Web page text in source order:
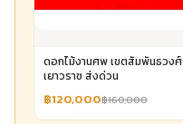
ดอกไม้งานศพ เขตสัมพันธวงศ์
เยาวราช ส่งด่วน
฿120,000฿160,000